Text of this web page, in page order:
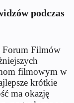
podczas
Forum Filmów
filmowym w
krótkie
ma okazję